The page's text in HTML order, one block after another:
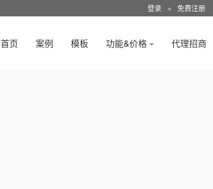
登录 ● 免费注册
首页 案例 模板 功能&价格 代理招商